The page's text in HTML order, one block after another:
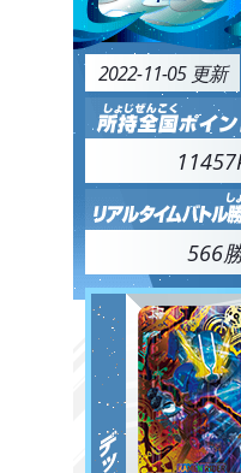
2022-11-05 更新
566